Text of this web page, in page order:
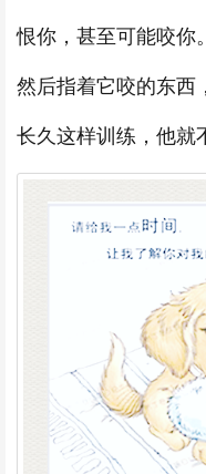
恨你，甚至可能咬你
然后指着它咬的东西
长久这样训练，他就